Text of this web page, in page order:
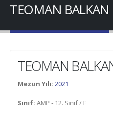
TEOMAN BALKAN
TEOMAN
Mezun Yılı: 2021
Sınıf: AMP - 12. Sınıf / E